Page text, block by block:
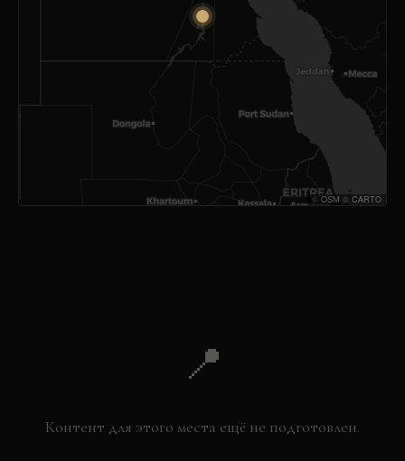
©OSM © CARTO
📍
Контент для этого места ещё не подготовлен.